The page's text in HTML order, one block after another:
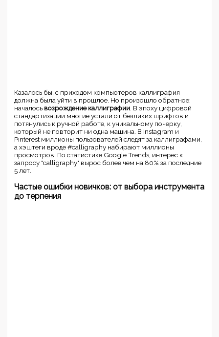
Казалось бы, с приходом компьютеров каллиграфия
должна была уйти в прошлое. Но произошло обратное:
началось возрождение каллиграфии. В эпоху цифровой
стандартизации многие устали от безликих шрифтов и
потянулись к ручной работе, к уникальному почерку,
который не повторит ни одна машина. В Instagram и
Pinterest миллионы пользователей следят за каллиграфами,
а хэштеги вроде #calligraphy набирают миллионы
просмотров. По статистике Google Trends, интерес к
запросу "calligraphy" вырос более чем на 80% за последние
5 лет.
Частые ошибки новичков: от выбора инструмента
до терпения